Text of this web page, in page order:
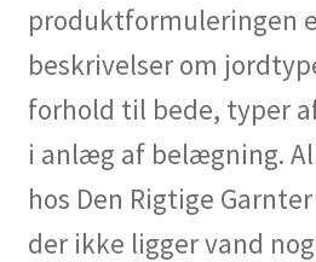
produktformuleringen
beskrivelser om
forhold til bede, typer
i anlæg af belægning.
hos Den Rigtige
der ikke ligger vand